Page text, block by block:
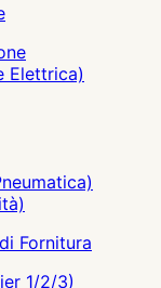
Elettrica)
Fornitura
1/2/3)